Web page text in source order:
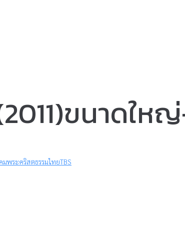
ขนาดให
มพระคริสตธรรมไทยTBS